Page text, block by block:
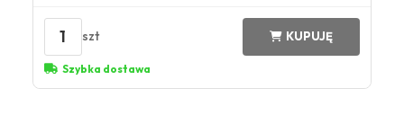
1 szt KUPUJĘ
Szybka dostawa